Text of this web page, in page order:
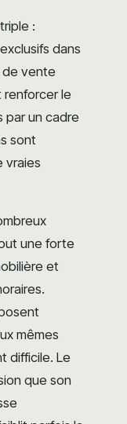
:
dans
de vente
renforcer le
par un cadre
sont
vraies
une forte
et
mêmes
difficile. Le
que son